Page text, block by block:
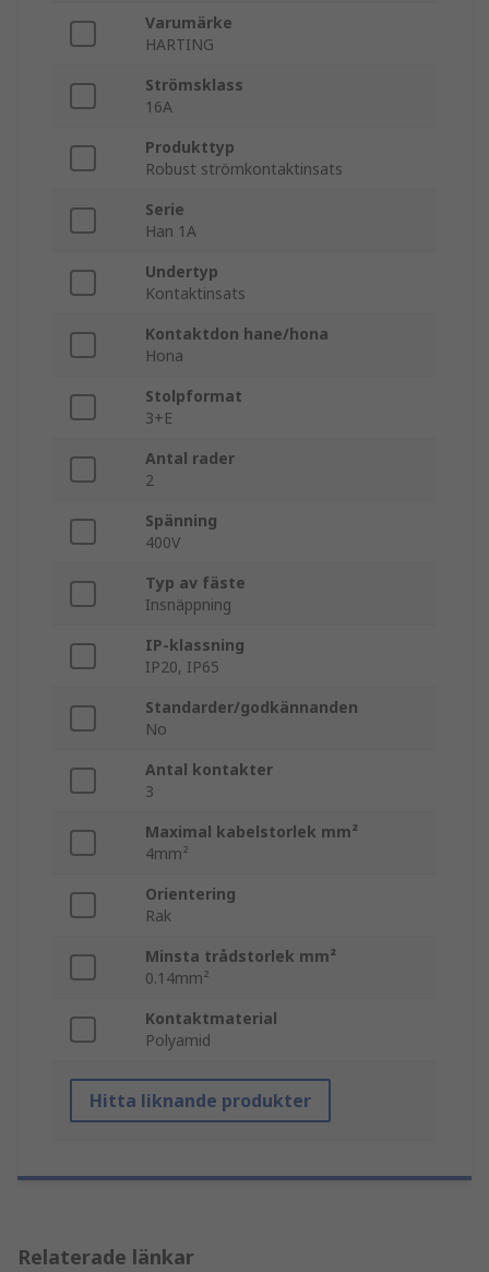
Varumärke
HARTING
Strömsklass
16A
Produkttyp
Robust strömkontaktinsats
Serie
Han 1A
Undertyp
Kontaktinsats
Kontaktdon hane/hona
Hona
Stolpformat
3+E
Antal rader
2
Spänning
400V
Typ av fäste
Insnäppning
IP-klassning
IP20, IP65
Standarder/godkännanden
No
Antal kontakter
3
Maximal kabelstorlek mm²
4mm²
Orientering
Rak
Minsta trådstorlek mm²
0.14mm²
Kontaktmaterial
Polyamid
Hitta liknande produkter
Relaterade länkar